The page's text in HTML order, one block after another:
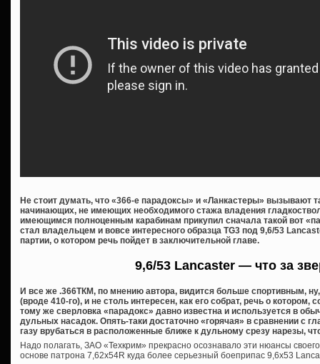
Не стоит думать, что «366-е парадоксы» и «Ланкастеры» вызывают
начинающих, не имеющих необходимого стажа владения
имеющимся полноценным карабинам прикупил сначала такой вот
стал владельцем и вовсе интересного образца TG3 под 9,6/53
партии, о котором речь пойдет в заключительной главе.
9,6/53 Lancaster — что за
И все же .366ТКМ, по мнению автора, видится больше спортивным,
(вроде 410-го), и не столь интересен, как его собрат, речь о котором,
тому же сверловка «парадокс» давно известна и используется в
дульных насадок. Опять-таки достаточно «горячая» в сравнении с
газу врубаться в расположенные ближе к дульному срезу нарезы,
Надо полагать, ЗАО «Техкрим» прекрасно осознавало эти нюансы
основе патрона 7,62х54R куда более серьезный боеприпас 9,6х53